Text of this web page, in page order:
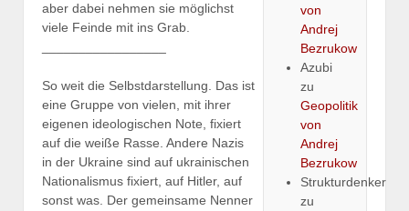
aber dabei nehmen sie möglichst
viele Feinde mit ins Grab.
So weit die Selbstdarstellung. Das ist
eine Gruppe von vielen, mit ihrer
eigenen ideologischen Note, fixiert
auf die weiße Rasse. Andere Nazis
in der Ukraine sind auf ukrainischen
Nationalismus fixiert, auf Hitler, auf
sonst was. Der gemeinsame Nenner
von
Andrej
Bezrukow
Azubi
zu
Geopolitik
von
Andrej
Bezrukow
Strukturdenker
zu